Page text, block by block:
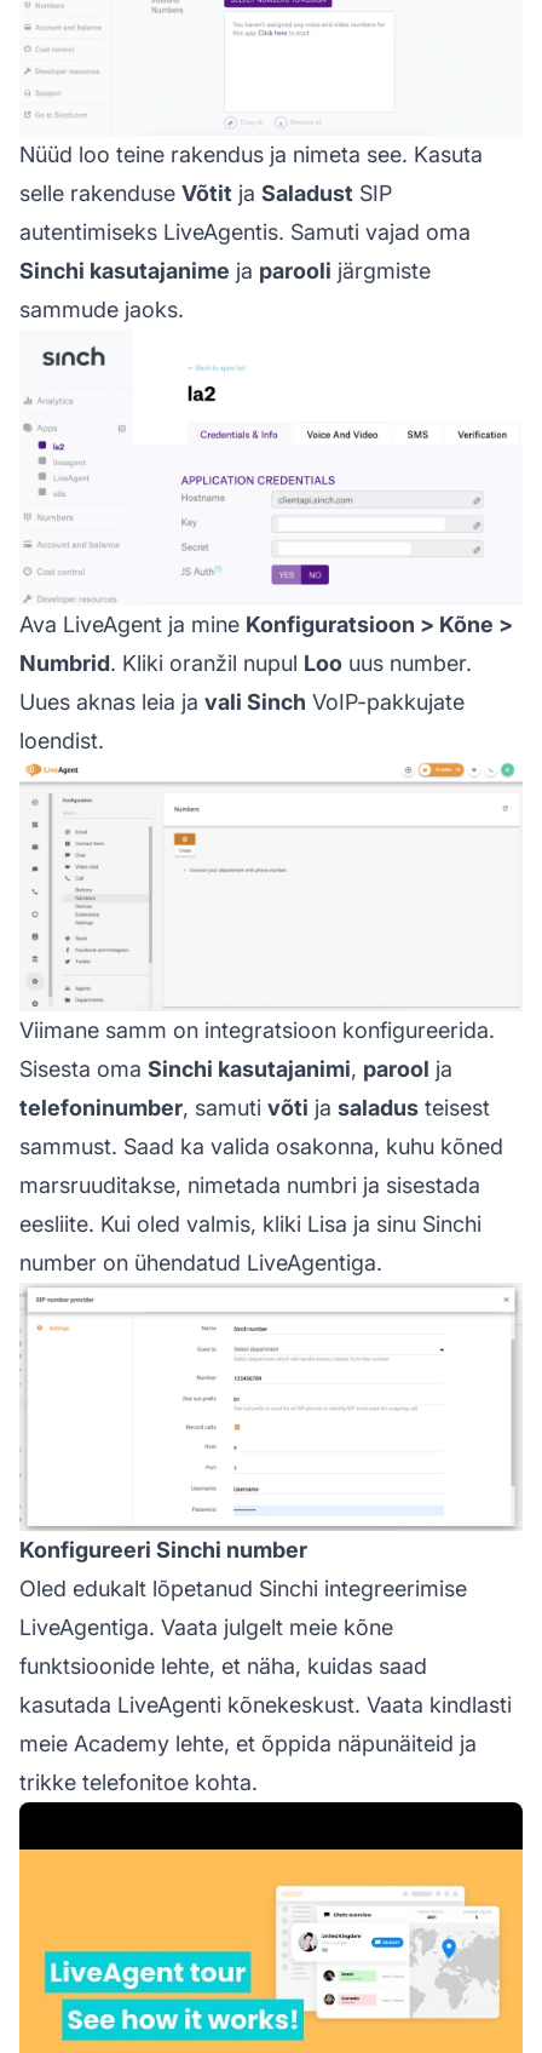
Nüüd loo teine rakendus ja nimeta see. Kasuta
selle rakenduse Võtit ja Saladust SIP
autentimiseks LiveAgentis. Samuti vajad oma
Sinchi kasutajanime ja parooli järgmiste
sammude jaoks.
Ava LiveAgent ja mine Konfiguratsioon > Kõne >
Numbrid. Kliki oranžil nupul Loo uus number.
Uues aknas leia ja vali Sinch VoIP-pakkujate
loendist.
Viimane samm on integratsioon konfigureerida.
Sisesta oma Sinchi kasutajanimi, parool ja
telefoninumber, samuti võti ja saladus teisest
sammust. Saad ka valida osakonna, kuhu kõned
marsruuditakse, nimetada numbri ja sisestada
eesliite. Kui oled valmis, kliki Lisa ja sinu Sinchi
number on ühendatud LiveAgentiga.
Konfigureeri Sinchi number
Oled edukalt lõpetanud Sinchi integreerimise
LiveAgentiga. Vaata julgelt meie kõne
funktsioonide lehte, et näha, kuidas saad
kasutada LiveAgenti kõnekeskust. Vaata kindlasti
meie Academy lehte, et õppida näpunäiteid ja
trikke telefonitoe kohta.